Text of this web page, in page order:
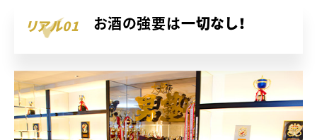
リアル01 お酒の強要は一切なし！